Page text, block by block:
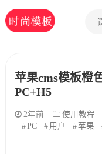
苹果cms模板橙
PC+H5
2年前 使用教程
PC
用户 苹果